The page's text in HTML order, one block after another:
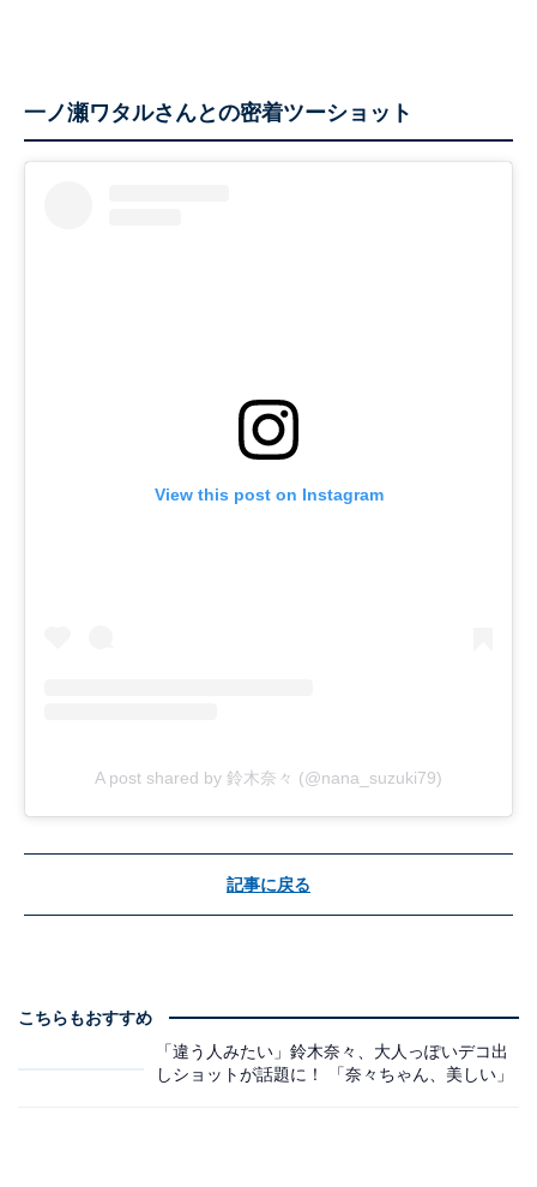
一ノ瀬ワタルさんとの密着ツーショット
View this post on Instagram
A post shared by 鈴木奈々 (@nana_suzuki79)
記事に戻る
こちらもおすすめ
「違う人みたい」鈴木奈々、大人っぽいデコ出
しショットが話題に！ 「奈々ちゃん、美しい」